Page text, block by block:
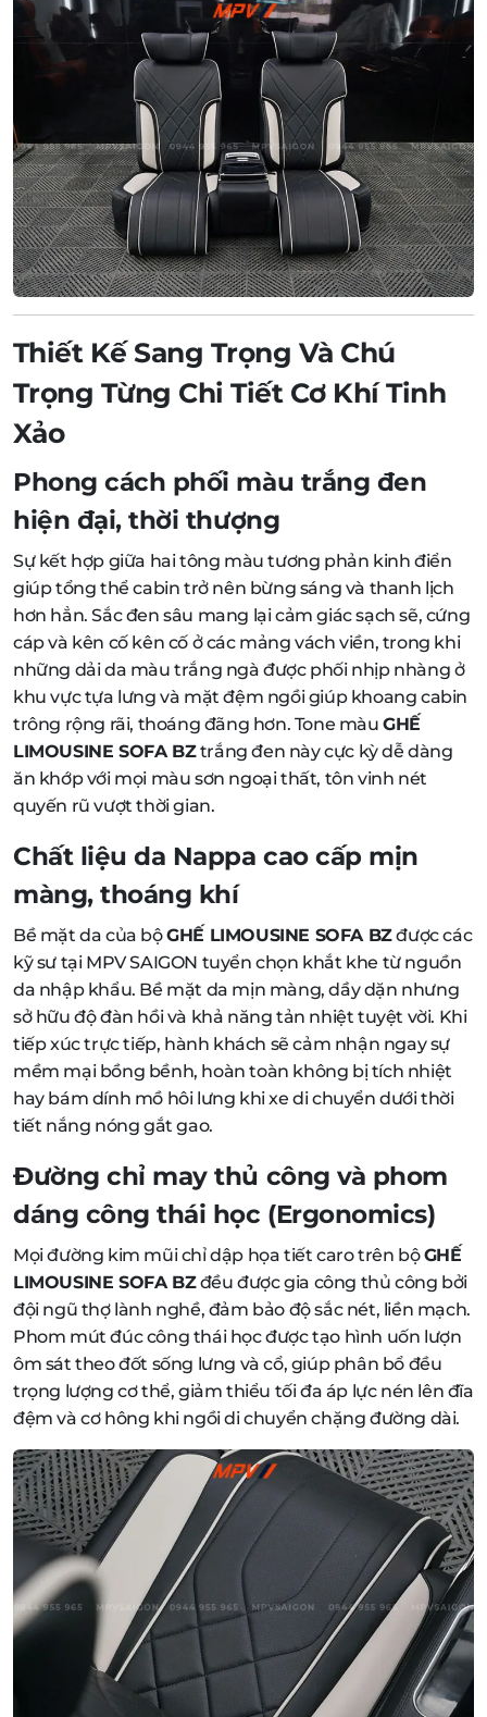
Thiết Kế Sang Trọng Và Chú
Trọng Từng Chi Tiết Cơ Khí Tinh
Xảo
Phong cách phối màu trắng đen
hiện đại, thời thượng
Sự kết hợp giữa hai tông màu tương phản kinh điển
giúp tổng thể cabin trở nên bừng sáng và thanh lịch
hơn hẳn. Sắc đen sâu mang lại cảm giác sạch sẽ, cứng
cáp và kên cố kên cố ở các mảng vách viền, trong khi
những dải da màu trắng ngà được phối nhịp nhàng ở
khu vực tựa lưng và mặt đệm ngồi giúp khoang cabin
trông rộng rãi, thoáng đãng hơn. Tone màuGHẾ
LIMOUSINE SOFA BZtrắng đen này cực kỳ dễ dàng
ăn khớp với mọi màu sơn ngoại thất, tôn vinh nét
quyến rũ vượt thời gian.
Chất liệu da Nappa cao cấp mịn
màng, thoáng khí
Bề mặt da của bộGHẾ LIMOUSINE SOFA BZđược các
kỹ sư tại MPV SAIGON tuyển chọn khắt khe từ nguồn
da nhập khẩu. Bề mặt da mịn màng, dầy dặn nhưng
sở hữu độ đàn hồi và khả năng tản nhiệt tuyệt vời. Khi
tiếp xúc trực tiếp, hành khách sẽ cảm nhận ngay sự
mềm mại bồng bềnh, hoàn toàn không bị tích nhiệt
hay bám dính mồ hôi lưng khi xe di chuyển dưới thời
tiết nắng nóng gắt gao.
Đường chỉ may thủ công và phom
dáng công thái học (Ergonomics)
Mọi đường kim mũi chỉ dập họa tiết caro trên bộGHẾ
LIMOUSINE SOFA BZđều được gia công thủ công bởi
đội ngũ thợ lành nghề, đảm bảo độ sắc nét, liền mạch.
Phom mút đúc công thái học được tạo hình uốn lượn
ôm sát theo đốt sống lưng và cổ, giúp phân bổ đều
trọng lượng cơ thể, giảm thiểu tối đa áp lực nén lên đĩa
đệm và cơ hông khi ngồi di chuyển chặng đường dài.